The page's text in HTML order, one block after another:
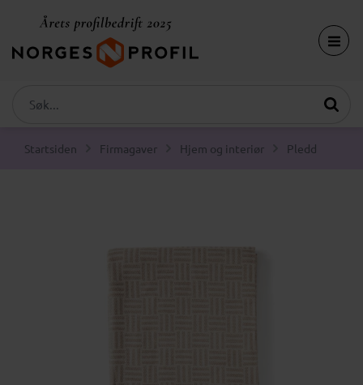
Startsiden Firmagaver Hjem og interiør Pledd